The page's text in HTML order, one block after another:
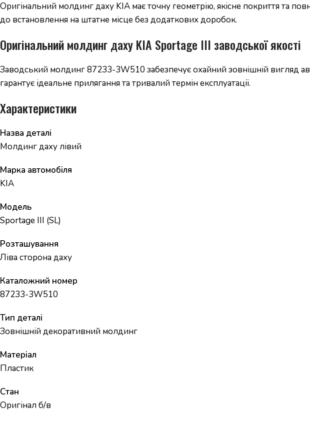
Оригінальний молдинг даху KIA має точну геометрію, якісне покриття та
до встановлення на штатне місце без додаткових доробок.
Оригінальний молдинг даху KIA Sportage III заводської якості
Заводський молдинг 87233-3W510 забезпечує охайний зовнішній вигляд
гарантує ідеальне прилягання та тривалий термін експлуатації.
Характеристики
Назва деталі
Молдинг даху лівий
Марка автомобіля
KIA
Модель
Sportage III (SL)
Розташування
Ліва сторона даху
Каталожний номер
87233-3W510
Тип деталі
Зовнішній декоративний молдинг
Матеріал
Пластик
Стан
Оригінал б/в